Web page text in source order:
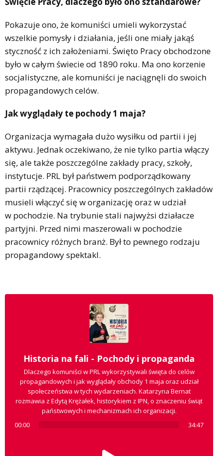
Pokazuje ono, że komuniści umieli wykorzystać
wszelkie pomysły i działania, jeśli one miały jakąś
styczność z ich założeniami. Święto Pracy obchodzone
było w całym świecie od 1890 roku. Ma ono korzenie
socjalistyczne, ale komuniści je naciągnęli do swoich
propagandowych celów.
Jak wyglądały te pochody 1 maja?
Organizacja wymagała dużo wysiłku od partii i jej
aktywu. Jednak oczekiwano, że nie tylko partia włączy
się, ale także poszczególne zakłady pracy, szkoły,
instytucje. PRL był państwem podporządkowany
partii rządzącej. Pracownicy poszczególnych zakładów
musieli włączyć się w organizację oraz w udział
w pochodzie. Na trybunie stali najwyżsi działacze
partyjni. Przed nimi maszerowali w pochodzie
pracownicy różnych branż. Był to pewnego rodzaju
propagandowy spektakl.
Historia na fali - Pochody i propaganda
Dlaczego komuniści w PRL wykorzystywali święta do celów
propagandowych i jak wyglądały obchody 1 maja oraz udział
społeczeństwa w tych wydarzeniach. Katarzyna Bernat
rozmawia z Edytą Krężałek, historykiem z IPN, o znaczeniu świąt
państwowych i mechanizmach ich organizacji.
00:00
34:47